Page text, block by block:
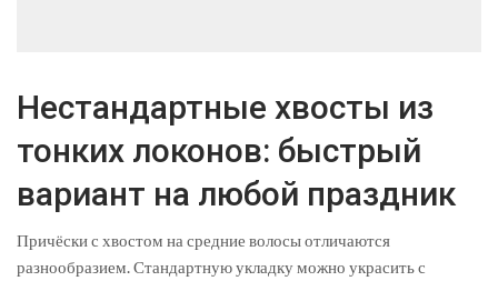
Нестандартные хвосты из
тонких локонов: быстрый
вариант на любой праздник
Причёски с хвостом на средние волосы отличаются
разнообразием. Стандартную укладку можно украсить с